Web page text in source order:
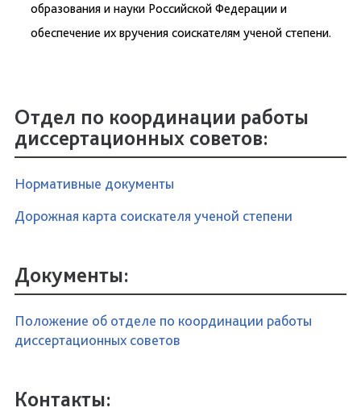
образования и науки Российской Федерации и
обеспечение их вручения соискателям ученой степени.
Отдел по координации работы
диссертационных советов:
Нормативные документы
Дорожная карта соискателя ученой степени
Документы:
Положение об отделе по координации работы
диссертационных советов
Контакты: